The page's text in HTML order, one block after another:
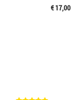
€ 17,00